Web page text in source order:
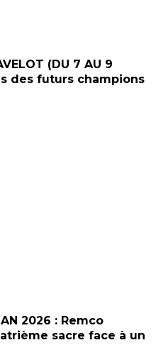
(DU 7 AU 9
des futurs champions
2026 : Remco
sacre face à un